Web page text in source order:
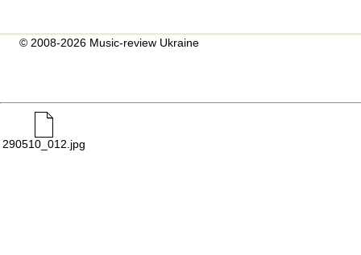
© 2008-2026 Music-review Ukraine
290510_012.jpg